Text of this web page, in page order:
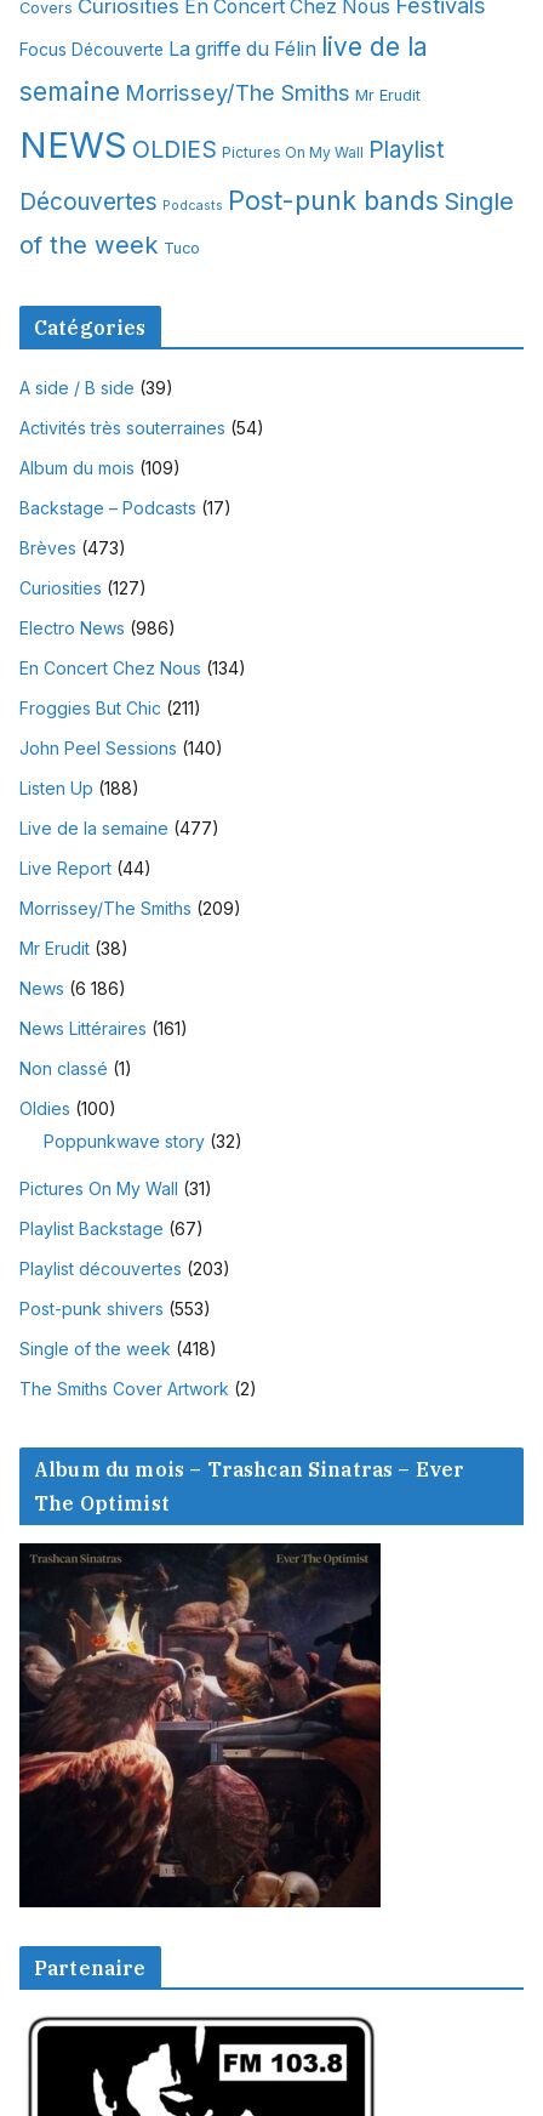
e
Covers Curiosities En Concert Chez Nous
Focus Découverte La griffe du Félin live de la
semaine Morrissey/The Smiths Mr Erudit
NEWS OLDIES Pictures On My Wall Playlist
Découvertes Podcasts Post-punk bands Single
of the week Tuco
Catégories
A side / B side (39)
Activités très souterraines (54)
Album du mois (109)
Backstage – Podcasts (17)
Brèves (473)
Curiosities (127)
Electro News (986)
En Concert Chez Nous (134)
Froggies But Chic (211)
John Peel Sessions (140)
Listen Up (188)
Live de la semaine (477)
Live Report (44)
Morrissey/The Smiths (209)
Mr Erudit (38)
News (6 186)
News Littéraires (161)
Non classé (1)
Oldies (100)
Poppunkwave story (32)
Pictures On My Wall (31)
Playlist Backstage (67)
Playlist découvertes (203)
Post-punk shivers (553)
Single of the week (418)
The Smiths Cover Artwork (2)
Album du mois – Trashcan Sinatras – Ever
The Optimist
Partenaire